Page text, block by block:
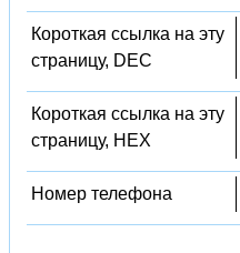
Короткая ссылка на эту
страницу, DEC
Короткая ссылка на эту
страницу, HEX
Номер телефона